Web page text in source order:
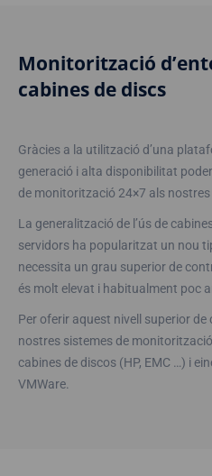
Monitorització
cabines de discs
Gràcies a la utilització d’una
generació i alta disponibilitat
de monitorització 24×7 als nostres
La generalització de l’ús de
servidors ha popularitzat un nou
necessita un grau superior de
és molt elevat i habitualment poc
Per oferir aquest nivell superior
nostres sistemes de
cabines de discos (HP, EMC …) i
VMWare.